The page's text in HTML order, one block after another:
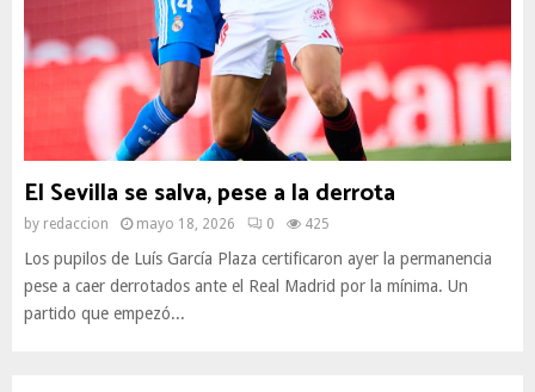
El Sevilla se salva, pese a la derrota
by redaccion mayo 18, 2026 0 425
Los pupilos de Luís García Plaza certificaron ayer la permanencia
pese a caer derrotados ante el Real Madrid por la mínima. Un
partido que empezó...